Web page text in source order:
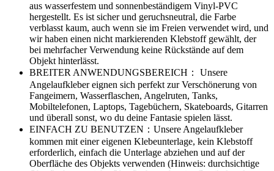
aus wasserfestem und sonnenbeständigem Vinyl-PVC
hergestellt. Es ist sicher und geruchsneutral, die Farbe
verblasst kaum, auch wenn sie im Freien verwendet wird, und
wir haben einen nicht markierenden Klebstoff gewählt, der
bei mehrfacher Verwendung keine Rückstände auf dem
Objekt hinterlässt.
BREITER ANWENDUNGSBEREICH： Unsere
Angelaufkleber eignen sich perfekt zur Verschönerung von
Fangeimern, Wasserflaschen, Angelruten, Tanks,
Mobiltelefonen, Laptops, Tagebüchern, Skateboards, Gitarren
und überall sonst, wo du deine Fantasie spielen lässt.
EINFACH ZU BENUTZEN：Unsere Angelaufkleber
kommen mit einer eigenen Klebeunterlage, kein Klebstoff
erforderlich, einfach die Unterlage abziehen und auf der
Oberfläche des Objekts verwenden (Hinweis: durchsichtige